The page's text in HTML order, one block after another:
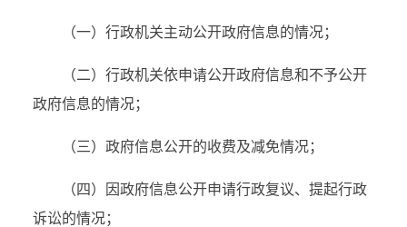
（一）行政机关主动公开政府信息的情况；
（二）行政机关依申请公开政府信息和不予公开
政府信息的情况；
（三）政府信息公开的收费及减免情况；
（四）因政府信息公开申请行政复议、提起行政
诉讼的情况；